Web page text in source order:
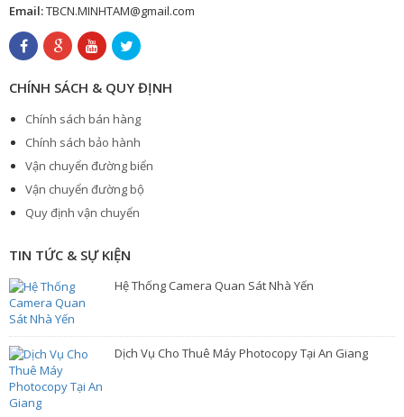
Email:TBCN.MINHTAM@gmail.com
CHÍNH SÁCH & QUY ĐỊNH
Chính sách bán hàng
Chính sách bảo hành
Vận chuyển đường biển
Vận chuyển đường bộ
Quy định vận chuyển
TIN TỨC & SỰ KIỆN
Hệ Thống Camera Quan Sát Nhà Yến
Dịch Vụ Cho Thuê Máy Photocopy Tại An Giang